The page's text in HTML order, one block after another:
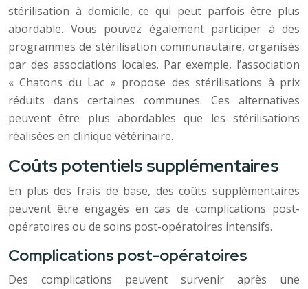
stérilisation à domicile, ce qui peut parfois être plus
abordable. Vous pouvez également participer à des
programmes de stérilisation communautaire, organisés
par des associations locales. Par exemple, l’association
« Chatons du Lac » propose des stérilisations à prix
réduits dans certaines communes. Ces alternatives
peuvent être plus abordables que les stérilisations
réalisées en clinique vétérinaire.
Coûts potentiels supplémentaires
En plus des frais de base, des coûts supplémentaires
peuvent être engagés en cas de complications post-
opératoires ou de soins post-opératoires intensifs.
Complications post-opératoires
Des complications peuvent survenir après une